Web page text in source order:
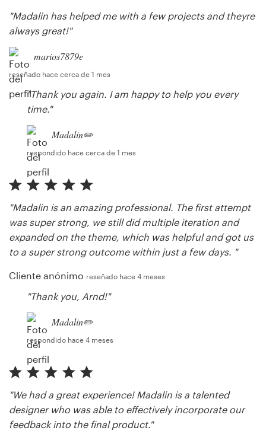
"Madalin has helped me with a few projects and theyre
always great!"
marios7879e
reseñado hace cerca de 1 mes
"Thank you again. I am happy to help you every
time."
Madalin✏️
respondido hace cerca de 1 mes
"Madalin is an amazing professional. The first attempt
was super strong, we still did multiple iteration and
expanded on the theme, which was helpful and got us
to a super strong outcome within just a few days. "
Cliente anónimo reseñado hace 4 meses
"Thank you, Arnd!"
Madalin✏️
respondido hace 4 meses
"We had a great experience! Madalin is a talented
designer who was able to effectively incorporate our
feedback into the final product."